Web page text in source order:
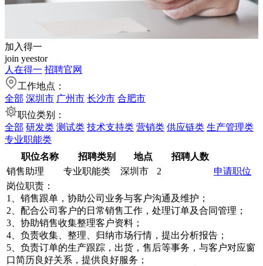
加入得一
join yeestor
人在得一 招聘官网
工作地点：
全部 深圳市 广州市 长沙市 合肥市
职位类别：
全部 研发类 测试类 技术支持类 营销类 供应链类 生产管理类
专业职能类
职位名称
招聘类别 地点
招聘人数
销售助理
专业职能类 深圳市 2
申请职位
岗位职责：
1、销售跟单，协助公司业务与客户沟通及维护；
2、配合公司客户的日常销售工作，处理订单及合同管理；
3、协助销售收集整理客户资料；
4、负责收集、整理、归纳市场行情，提出分析报告；
5、负责订单的生产跟踪，出货，售后等事务，与客户对应窗
口简历良好关系，提供良好服务；